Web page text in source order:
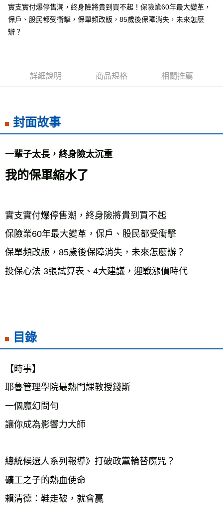
悠遊付
ATM付款
每筆NT$50，滿NT$499(含以上)免運費
每筆NT$60，滿NT$799(含以上)免運費
每筆NT$200，滿NT$99,999(含以上)免運費
海外叢書運費
雜誌海外運費
實支實付爆停售潮，終身險將貴到買不起！保險業60年最大變革，
保戶、股民都受衝擊，保單頻改版，85歲後保障消失，未來怎麼
辦？
詳細說明 商品規格 相關推薦
封面故事
一輩子太長，終身險太沉重
我的保單縮水了
實支實付爆停售潮，終身險將貴到買不起
保險業60年最大變革，保戶、股民都受衝擊
保單頻改版，85歲後保障消失，未來怎麼辦？
投保心法 3張試算表、4大建議，迎戰漲價時代
目錄
【時事】
耶魯管理學院最熱門課教授錢斯
一個魔幻問句
讓你成為影響力大師
總統候選人系列報導》打破政黨輪替魔咒？
礦工之子的熱血使命
賴清德：鞋走破，就會贏